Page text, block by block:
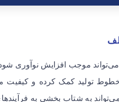
موجب افزایش نوآوری
خطوط تولید کمک کرده و
به شتاب بخشی به